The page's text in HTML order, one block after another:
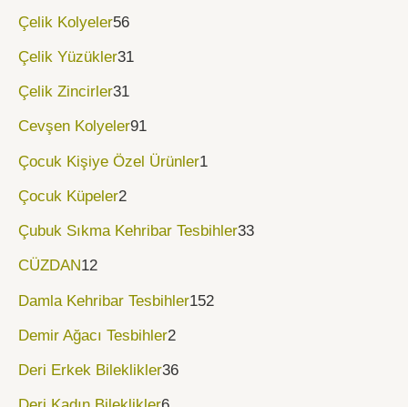
Çelik Kolyeler56
Çelik Yüzükler31
Çelik Zincirler31
Cevşen Kolyeler91
Çocuk Kişiye Özel Ürünler1
Çocuk Küpeler2
Çubuk Sıkma Kehribar Tesbihler33
CÜZDAN12
Damla Kehribar Tesbihler152
Demir Ağacı Tesbihler2
Deri Erkek Bileklikler36